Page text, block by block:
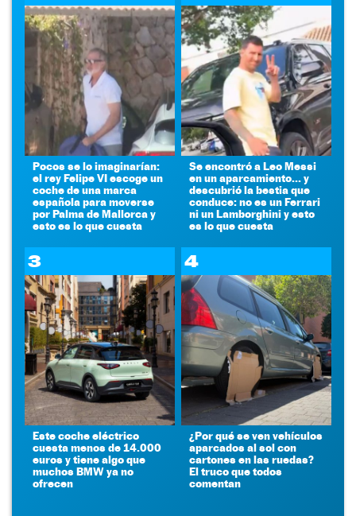
Pocos se lo imaginarían:
el rey Felipe VI escoge un
coche de una marca
española para moverse
por Palma de Mallorca y
esto es lo que cuesta
Se encontró a Leo Messi
en un aparcamiento... y
descubrió la bestia que
conduce: no es un Ferrari
ni un Lamborghini y esto
es lo que cuesta
3
Este coche eléctrico
cuesta menos de 14.000
euros y tiene algo que
muchos BMW ya no
ofrecen
4
¿Por qué se ven vehículos
aparcados al sol con
cartones en las ruedas?
El truco que todos
comentan